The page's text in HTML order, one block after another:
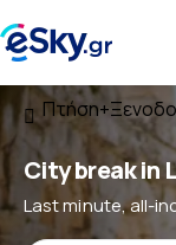
City break in
Last minute, all-